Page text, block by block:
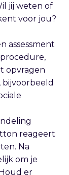
jij weten of
voor jou?
assessment
opvragen
bijvoorbeeld
reageert
Na
om je
er